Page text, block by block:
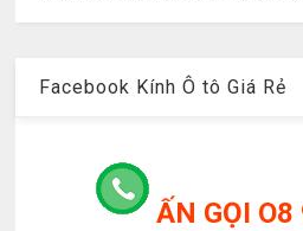
Facebook Kính Ô tô Giá Rẻ
ẤN GỌI